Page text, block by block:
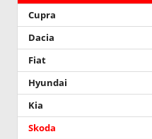
Cupra
Dacia
Fiat
Hyundai
Kia
Skoda